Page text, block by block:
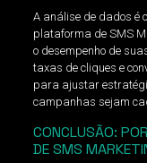
A análise de dados é
plataforma de SMS
o desempenho de
taxas de cliques e
para ajustar
campanhas sejam
CONCLUSÃO:
DE SMS